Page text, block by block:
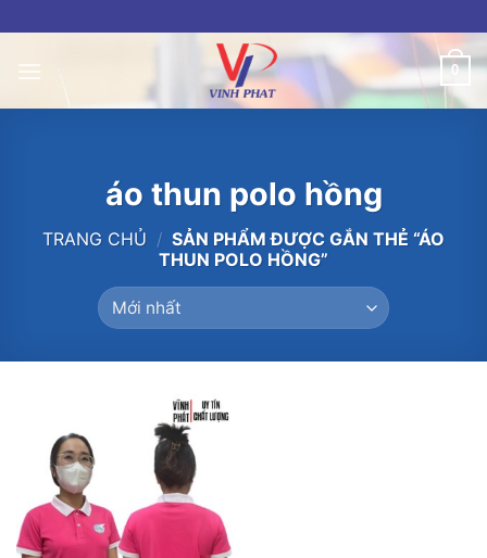
to
content
0
áo thun polo hồng
TRANG CHỦ / SẢN PHẨM ĐƯỢC GẮN THẺ “ÁO
THUN POLO HỒNG”